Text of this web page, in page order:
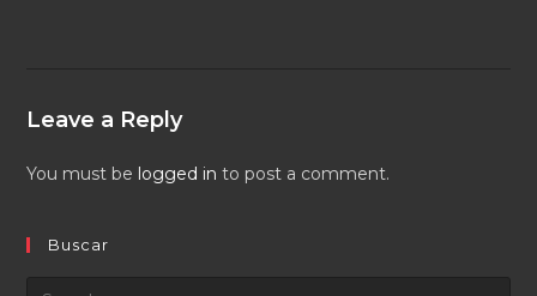
Leave a Reply
You must be logged in to post a comment.
Buscar